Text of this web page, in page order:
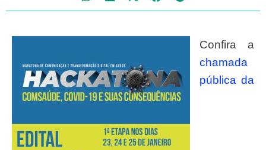
Confira a
chamada
pública da